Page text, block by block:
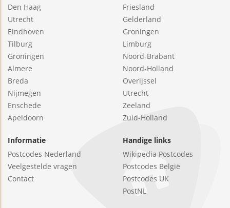
Den Haag
Utrecht
Eindhoven
Tilburg
Groningen
Almere
Breda
Nijmegen
Enschede
Apeldoorn
Friesland
Gelderland
Groningen
Limburg
Noord-Brabant
Noord-Holland
Overijssel
Utrecht
Zeeland
Zuid-Holland
Informatie
Postcodes Nederland
Veelgestelde vragen
Contact
Handige links
Wikipedia Postcodes
Postcodes België
Postcodes UK
PostNL